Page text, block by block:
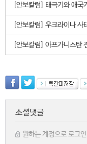
[안보칼럼] 태극기와 애
[안보칼럼] 우크라이나 사
[안보칼럼] 아프가니스탄
소셜댓글
원하는 계정으로 로그